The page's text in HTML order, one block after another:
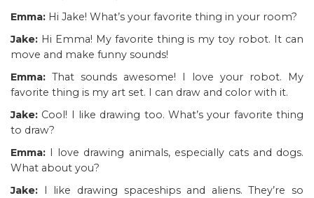
Emma: Hi Jake! What’s your favorite thing in your room?
Jake: Hi Emma! My favorite thing is my toy robot. It can
move and make funny sounds!
Emma: That sounds awesome! I love your robot. My
favorite thing is my art set. I can draw and color with it.
Jake: Cool! I like drawing too. What’s your favorite thing
to draw?
Emma: I love drawing animals, especially cats and dogs.
What about you?
Jake: I like drawing spaceships and aliens. They’re so